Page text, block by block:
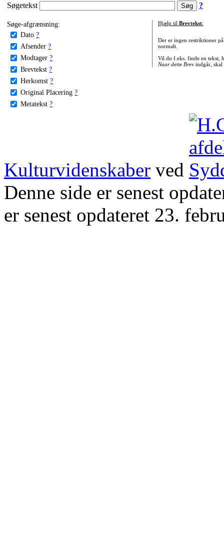
Søgetekst ?
Søge-afgrænsning:
Dato ?
Afsender ?
Modtager ?
Brevtekst ?
Herkomst ?
Original Placering ?
Metatekst ?
Hjælp til Brevtekst:
Der er ingen restriktioner
normalt.
Vil du f.eks. finde en tekst,
Naar dette Brevindgår, skal
Kulturvidenskaber ved
Denne side er senest
er senest opdateret 23.